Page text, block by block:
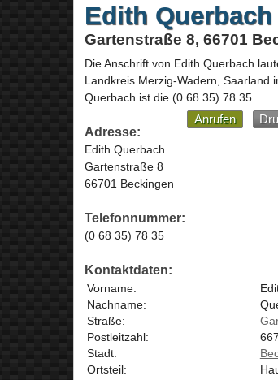
Edith Querbach
Gartenstraße 8, 66701
Die Anschrift von Edith Querbach
Landkreis Merzig-Wadern, Saarland
Querbach ist die (0 68 35) 78 35.
Anrufen
Adresse:
Edith Querbach
Gartenstraße 8
66701 Beckingen
Telefonnummer:
(0 68 35) 78 35
Kontaktdaten:
Vorname:
Nachname:
Straße:
Postleitzahl:
Stadt:
Ortsteil: